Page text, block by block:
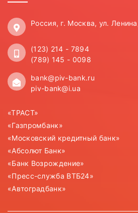
Россия, г. Москва, ул.
(123) 214 - 7894
(789) 145 - 0098
bank@piv-bank.ru
piv-bank@i.ua
«ТРАСТ»
«Газпромбанк»
«Московский кредитный банк»
«Абсолют Банк»
«Банк Возрождение»
«Пресс-служба ВТБ24»
«Автоградбанк»